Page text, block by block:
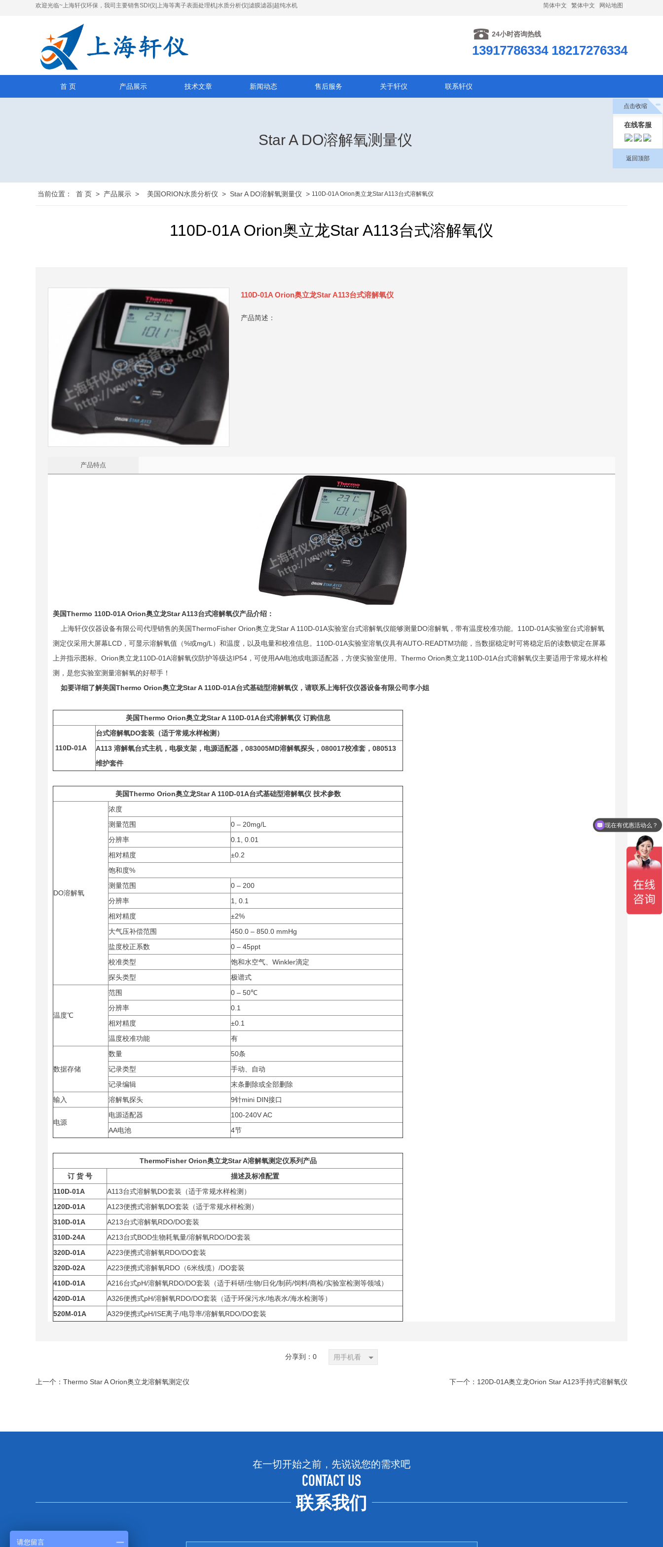
欢迎光临~上海轩仪环保，我司主要销售SDI仪|上海等离子表面处理机|水质分析仪|滤膜滤器|超纯水机 简体中文 繁体中文 网站地图
24小时咨询热线
13917786334 18217276334
首 页 产品展示 技术文章 新闻动态 售后服务 关于轩仪 联系轩仪
Star A DO溶解氧测量仪
当前位置： 首 页 > 产品展示 > 美国ORION水质分析仪 > Star A DO溶解氧测量仪 > 110D-01A Orion奥立龙Star A113台式溶解氧仪
110D-01A Orion奥立龙Star A113台式溶解氧仪
110D-01A Orion奥立龙Star A113台式溶解氧仪
产品简述：
产品特点
美国Thermo 110D-01A Orion奥立龙Star A113台式溶解氧仪产品介绍：
上海轩仪仪器设备有限公司代理销售的美国ThermoFisher Orion奥立龙Star A 110D-01A实验室台式溶解氧仪能够测量DO溶解氧，带有温度校准功能。110D-01A实验室台式溶解氧
测定仪采用大屏幕LCD，可显示溶解氧值（%或mg/L）和温度，以及电量和校准信息。110D-01A实验室溶氧仪具有AUTO-READTM功能，当数据稳定时可将稳定后的读数锁定在屏幕
上并指示图标。Orion奥立龙110D-01A溶解氧仪防护等级达IP54，可使用AA电池或电源适配器，方便实验室使用。Thermo Orion奥立龙110D-01A台式溶解氧仪主要适用于常规水样检
测，是您实验室测量溶解氧的好帮手！
如要详细了解美国Thermo Orion奥立龙Star A 110D-01A台式基础型溶解氧仪，请联系上海轩仪仪器设备有限公司李小姐
美国Thermo Orion奥立龙Star A 110D-01A台式溶解氧仪 订购信息
110D-01A
台式溶解氧DO套装（适于常规水样检测）
A113 溶解氧台式主机，电极支架，电源适配器， 083005MD溶解氧探头， 080017校准套， 080513
维护套件
美国Thermo Orion奥立龙Star A 110D-01A台式基础型溶解氧仪 技术参数
DO溶解氧
浓度
测量范围
0 – 20mg/L
分辨率
0.1, 0.01
相对精度
±0.2
饱和度%
测量范围
0 – 200
分辨率
1, 0.1
相对精度
±2%
大气压补偿范围
450.0 – 850.0 mmHg
盐度校正系数
0 – 45ppt
校准类型
饱和水空气、Winkler滴定
探头类型
极谱式
温度℃
范围
0 – 50℃
分辨率
0.1
相对精度
±0.1
温度校准功能
有
数据存储
数量
50条
记录类型
手动、自动
记录编辑
末条删除或全部删除
输入
溶解氧探头 9针mini DIN接口
电源
电源适配器
100-240V AC
AA电池
4节
ThermoFisher Orion奥立龙Star A溶解氧测定仪系列产品
订 货 号
描述及标准配置
110D-01A
A113台式溶解氧DO套装（适于常规水样检测）
120D-01A
A123便携式溶解氧DO套装（适于常规水样检测）
310D-01A
A213台式溶解氧RDO/DO套装
310D-24A
A213台式BOD生物耗氧量/溶解氧RDO/DO套装
320D-01A
A223便携式溶解氧RDO/DO套装
320D-02A
A223便携式溶解氧RDO（6米线缆）/DO套装
410D-01A
A216台式pH/溶解氧RDO/DO套装（适于科研/生物/日化/制药/饲料/商检/实验室检测等领域）
420D-01A
A326便携式pH/溶解氧RDO/DO套装（适于环保污水/地表水/海水检测等）
520M-01A
A329便携式pH/ISE离子/电导率/溶解氧RDO/DO套装
分享到： 0 用手机看
上一个： Thermo Star A Orion奥立龙溶解氧测定仪 下一个： 120D-01A奥立龙Orion Star A123手持式溶解氧仪
在一切开始之前，先说说您的需求吧
CONTACT US
联系我们
点击收缩
在线客服
返回顶部
现在有优惠活动么？
请您留言